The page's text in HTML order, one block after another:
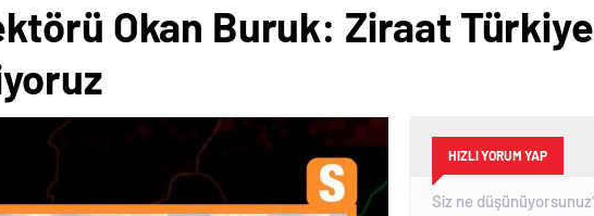
Okan Buruk: Ziraat Türkiye
HIZLI YORUM YAP